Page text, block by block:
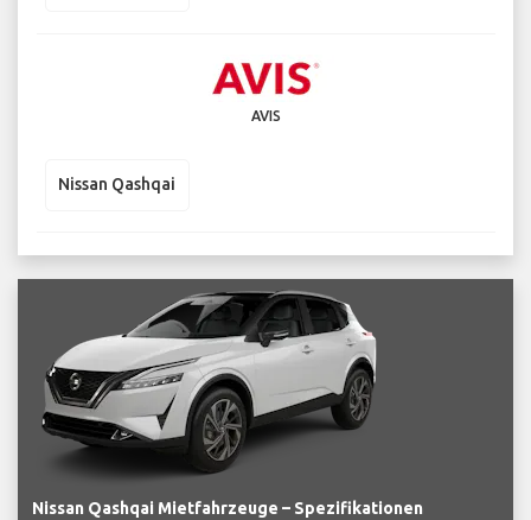
AVIS
Nissan Qashqai
Nissan Qashqai Mietfahrzeuge – Spezifikationen